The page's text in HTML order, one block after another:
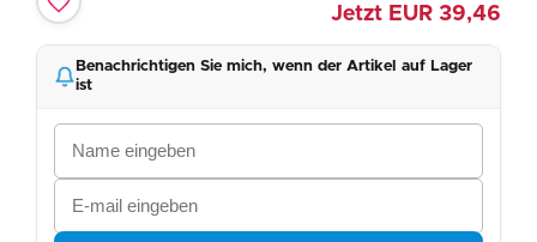
Jetzt EUR 39,46
Benachrichtigen Sie mich, wenn der Artikel auf Lager
ist